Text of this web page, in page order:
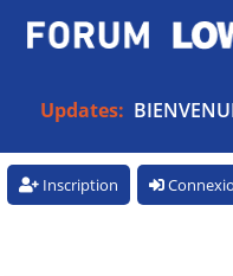
Updates:
Inscription